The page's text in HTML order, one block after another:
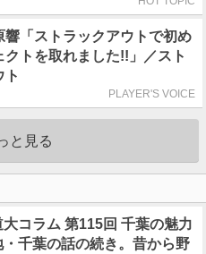
響「ストラックアウトで初め
クトを取れました!!」／スト
ト
PLAYER'S VOICE
と見る
コラム 第115回 千葉の魅力
・千葉の話の続き。昔から野